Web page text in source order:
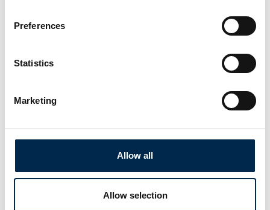
Preferences
Statistics
Marketing
Allow all
Allow selection